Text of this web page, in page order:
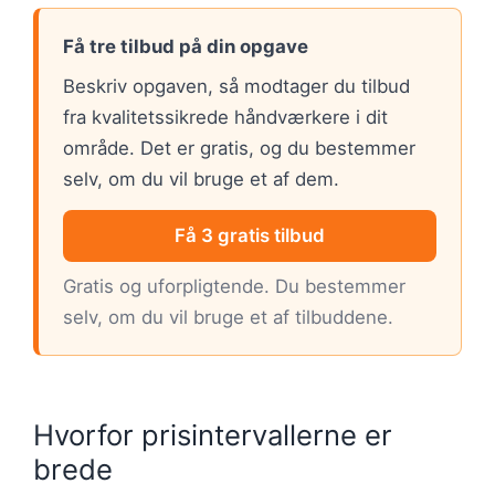
Få tre tilbud på din opgave
Beskriv opgaven, så modtager du tilbud
fra kvalitetssikrede håndværkere i dit
område. Det er gratis, og du bestemmer
selv, om du vil bruge et af dem.
Få 3 gratis tilbud
Gratis og uforpligtende. Du bestemmer
selv, om du vil bruge et af tilbuddene.
Hvorfor prisintervallerne er
brede